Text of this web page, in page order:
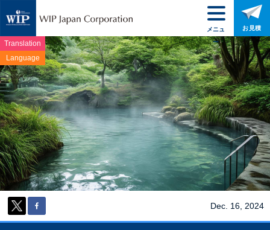
Translation
Language
Dec. 16, 2024
メニュ
ー
お見積